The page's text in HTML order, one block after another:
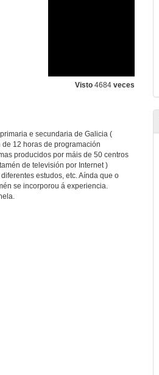
Visto 4684 veces
e secundaria de Galicia (
12 horas de programación
producidos por máis de 50 centros
de televisión por Internet )
estudos, etc. Aínda que o
se incorporou á experiencia.